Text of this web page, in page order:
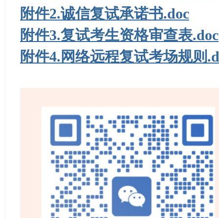
附件2.诚信复试承诺书.doc
附件3.复试考生资格审查表.doc
附件4.网络远程复试考场规则